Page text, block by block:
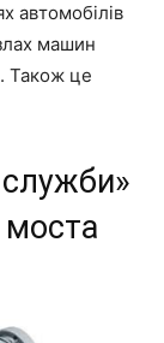
автомобілів
машин
Також це
моста